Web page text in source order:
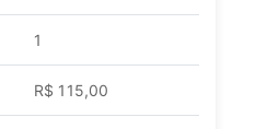
1
R$ 115,00